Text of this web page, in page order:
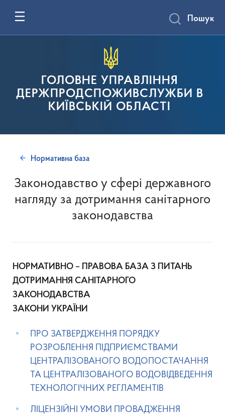
ГОЛОВНЕ УПРАВЛІННЯ
ДЕРЖПРОДСПОЖИВСЛУЖБИ В
КИЇВСЬКІЙ ОБЛАСТІ
Пошук
Нормативна база
Законодавство у сфері державного
нагляду за дотримання санітарного
законодавства
НОРМАТИВНО – ПРАВОВА БАЗА З ПИТАНЬ
ДОТРИМАННЯ САНІТАРНОГО
ЗАКОНОДАВСТВА
ЗАКОНИ УКРАЇНИ
ПРО ЗАТВЕРДЖЕННЯ ПОРЯДКУ
РОЗРОБЛЕННЯ ПІДПРИЄМСТВАМИ
ЦЕНТРАЛІЗОВАНОГО ВОДОПОСТАЧАННЯ
ТА ЦЕНТРАЛІЗОВАНОГО ВОДОВІДВЕДЕННЯ
ТЕХНОЛОГІЧНИХ РЕГЛАМЕНТІВ
ЛІЦЕНЗІЙНІ УМОВИ ПРОВАДЖЕННЯ